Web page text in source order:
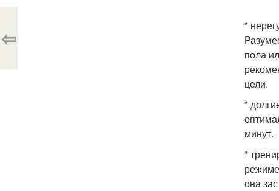
*
пола
цели.
*
минут.
*
она
⇦